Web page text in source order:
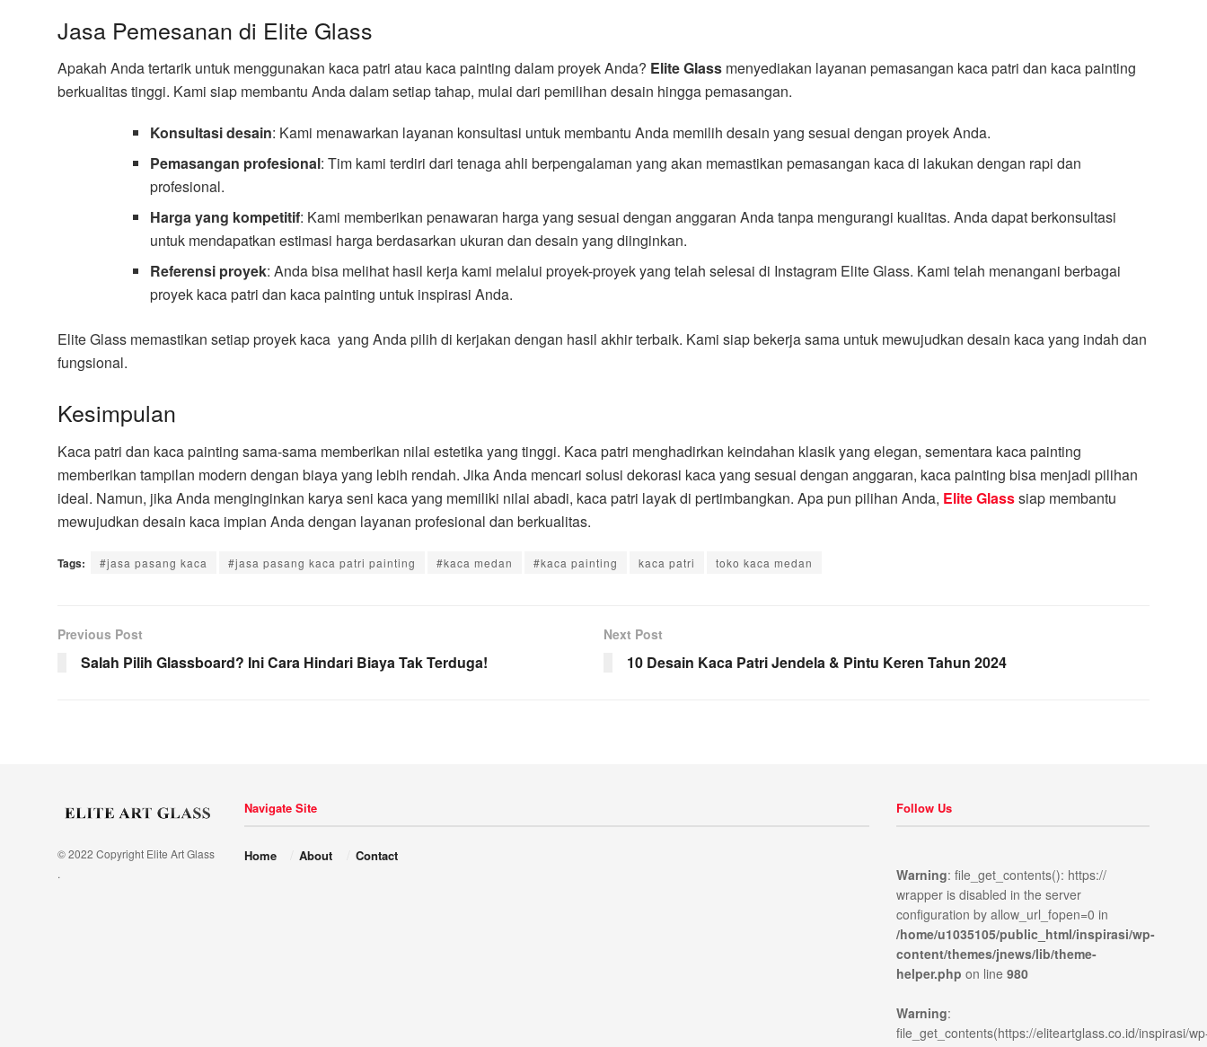
Jasa Pemesanan di Elite Glass
Apakah Anda tertarik untuk menggunakan kaca patri atau kaca painting dalam proyek Anda? Elite Glass menyediakan layanan pemasangan kaca patri dan kaca painting
berkualitas tinggi. Kami siap membantu Anda dalam setiap tahap, mulai dari pemilihan desain hingga pemasangan.
Konsultasi desain: Kami menawarkan layanan konsultasi untuk membantu Anda memilih desain yang sesuai dengan proyek Anda.
Pemasangan profesional: Tim kami terdiri dari tenaga ahli berpengalaman yang akan memastikan pemasangan kaca di lakukan dengan rapi dan
profesional.
Harga yang kompetitif: Kami memberikan penawaran harga yang sesuai dengan anggaran Anda tanpa mengurangi kualitas. Anda dapat berkonsultasi
untuk mendapatkan estimasi harga berdasarkan ukuran dan desain yang diinginkan.
Referensi proyek: Anda bisa melihat hasil kerja kami melalui proyek-proyek yang telah selesai di Instagram Elite Glass. Kami telah menangani berbagai
proyek kaca patri dan kaca painting untuk inspirasi Anda.
Elite Glass memastikan setiap proyek kaca yang Anda pilih di kerjakan dengan hasil akhir terbaik. Kami siap bekerja sama untuk mewujudkan desain kaca yang indah dan
fungsional.
Kesimpulan
Kaca patri dan kaca painting sama-sama memberikan nilai estetika yang tinggi. Kaca patri menghadirkan keindahan klasik yang elegan, sementara kaca painting
memberikan tampilan modern dengan biaya yang lebih rendah. Jika Anda mencari solusi dekorasi kaca yang sesuai dengan anggaran, kaca painting bisa menjadi pilihan
ideal. Namun, jika Anda menginginkan karya seni kaca yang memiliki nilai abadi, kaca patri layak di pertimbangkan. Apa pun pilihan Anda, Elite Glasssiap membantu
mewujudkan desain kaca impian Anda dengan layanan profesional dan berkualitas.
Tags: #jasa pasang kaca #jasa pasang kaca patri painting #kaca medan #kaca painting kaca patri toko kaca medan
Previous Post
Salah Pilih Glassboard? Ini Cara Hindari Biaya Tak Terduga!
Next Post
10 Desain Kaca Patri Jendela & Pintu Keren Tahun 2024
© 2022 Copyright Elite Art Glass
.
Navigate Site
Home About Contact
Follow Us
Warning: file_get_contents(): https://
wrapper is disabled in the server
configuration by allow_url_fopen=0 in
/home/u1035105/public_html/inspirasi/wp-
content/themes/jnews/lib/theme-
helper.php on line980
Warning:
file_get_contents(https://eliteartglass.co.id/inspirasi/